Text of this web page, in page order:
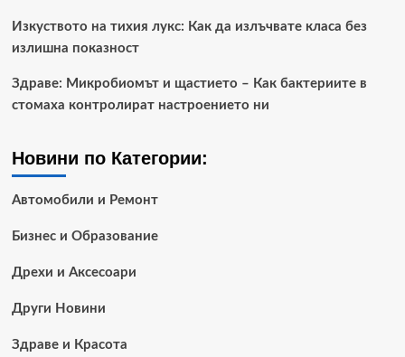
Изкуството на тихия лукс: Как да излъчвате класа без
излишна показност
Здраве: Микробиомът и щастието – Как бактериите в
стомаха контролират настроението ни
Новини по Категории:
Автомобили и Ремонт
Бизнес и Образование
Дрехи и Аксесоари
Други Новини
Здраве и Красота